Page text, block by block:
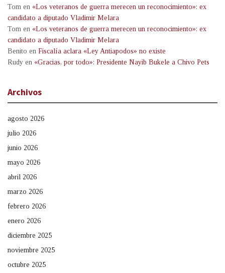
Tom en «Los veteranos de guerra merecen un reconocimiento»: ex
candidato a diputado Vladimir Melara
Tom en «Los veteranos de guerra merecen un reconocimiento»: ex
candidato a diputado Vladimir Melara
Benito en Fiscalía aclara «Ley Antiapodos» no existe
Rudy en «Gracias, por todo»: Presidente Nayib Bukele a Chivo Pets
Archivos
agosto 2026
julio 2026
junio 2026
mayo 2026
abril 2026
marzo 2026
febrero 2026
enero 2026
diciembre 2025
noviembre 2025
octubre 2025